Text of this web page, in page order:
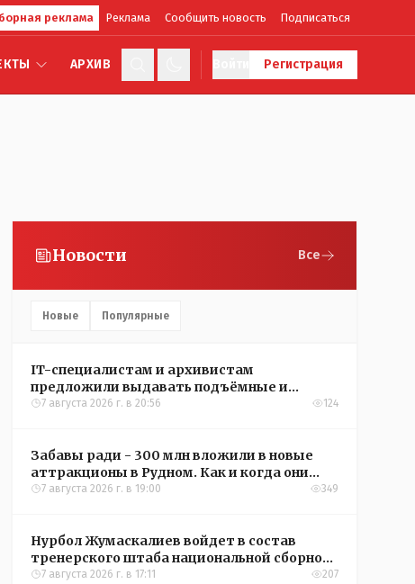
реклама Реклама Сообщить новость Подписаться
АРХИВ Регистрация
Новости Все
Новые Популярные
IT-специалистам и архивистам
предложили выдавать подъёмные и
кредиты на жильё в сёлах Казахстана
7 августа 2026 г. в 20:56 124
Забавы ради - 300 млн вложили в новые
аттракционы в Рудном. Как и когда они
окупятся?
7 августа 2026 г. в 19:00 349
Нурбол Жумаскалиев войдет в состав
тренерского штаба национальной сборной
Казахстана по футболу
7 августа 2026 г. в 17:11 207